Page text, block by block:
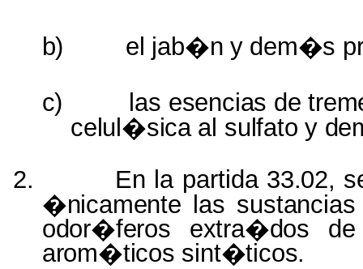
b) el jab�n y dem�s
c)
las esencias de
celul�sica al sulfato y
2.
En la partida 33.02,
�nicamente
las
odor�feros
extra�dos
de
arom�ticos sint�ticos.